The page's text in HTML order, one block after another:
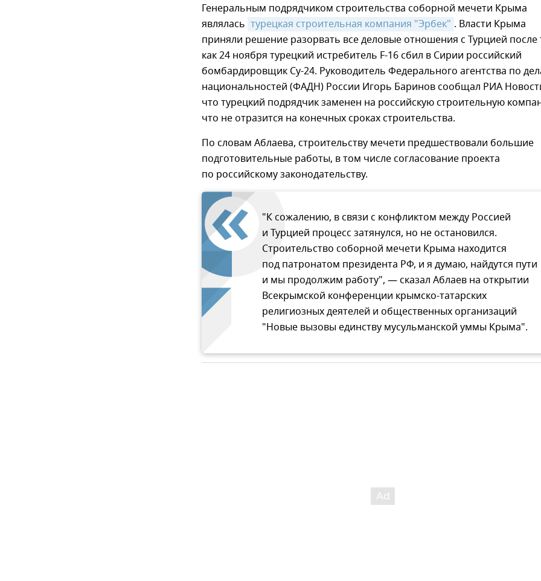
Генеральным подрядчиком строительства соборной мечети Крыма
являлась турецкая строительная компания "Эрбек" . Власти Крыма
приняли решение разорвать все деловые отношения с Турцией после
как 24 ноября турецкий истребитель F-16 сбил в Сирии российский
бомбардировщик Су-24. Руководитель Федерального агентства по
национальностей (ФАДН) России Игорь Баринов сообщал РИА
что турецкий подрядчик заменен на российскую строительную
что не отразится на конечных сроках строительства.
По словам Аблаева, строительству мечети предшествовали большие
подготовительные работы, в том числе согласование проекта
по российскому законодательству.
"К сожалению, в связи с конфликтом между Россией
и Турцией процесс затянулся, но не остановился.
Строительство соборной мечети Крыма находится
под патронатом президента РФ, и я думаю, найдутся пути
и мы продолжим работу", — сказал Аблаев на открытии
Всекрымской конференции крымско-татарских
религиозных деятелей и общественных организаций
"Новые вызовы единству мусульманской уммы Крыма".